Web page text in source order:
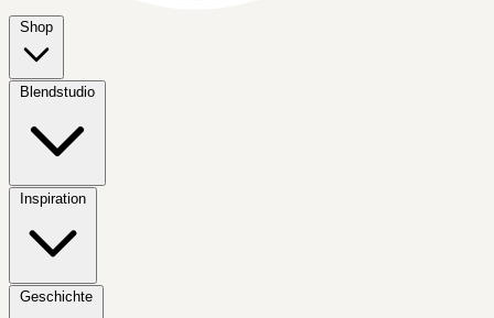
Shop
Blendstudio
Inspiration
Geschichte